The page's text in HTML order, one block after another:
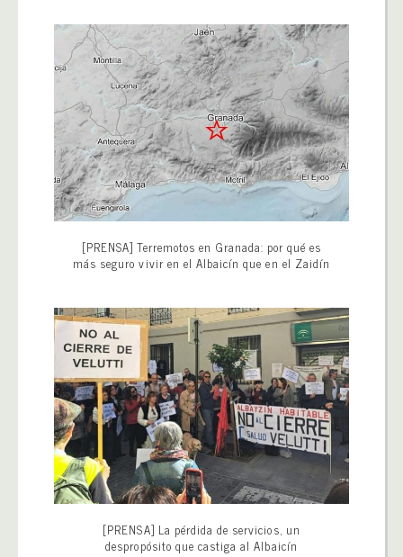
[PRENSA] Terremotos en Granada: por qué es
más seguro vivir en el Albaicín que en el Zaidín
[PRENSA] La pérdida de servicios, un
despropósito que castiga al Albaicín